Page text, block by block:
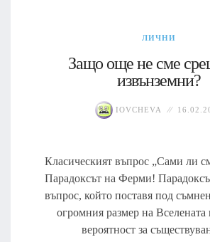
ЛИЧНИ
Защо още не сме
извънземни?
IOVCHEVA
Класическият въпрос „Сами ли
Парадоксът на Ферми!
въпрос, който поставя под
огромния размер на Вселената
вероятност за